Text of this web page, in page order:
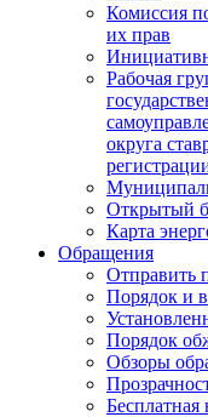
Комиссия
их прав
Рабочая
округа
Открытый
Карта
Обращения
Отправить
Порядок и
Порядок
Обзоры